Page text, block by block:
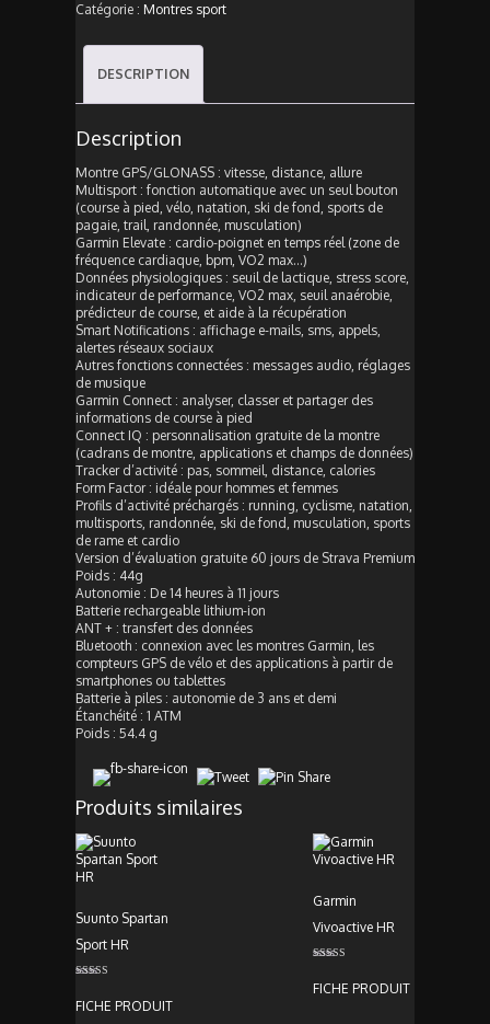
Catégorie : Montres sport
DESCRIPTION
Description
Montre GPS/GLONASS : vitesse, distance, allure
Multisport : fonction automatique avec un seul bouton
(course à pied, vélo, natation, ski de fond, sports de
pagaie, trail, randonnée, musculation)
Garmin Elevate : cardio-poignet en temps réel (zone de
fréquence cardiaque, bpm, VO2 max…)
Données physiologiques : seuil de lactique, stress score,
indicateur de performance, VO2 max, seuil anaérobie,
prédicteur de course, et aide à la récupération
Smart Notifications : affichage e-mails, sms, appels,
alertes réseaux sociaux
Autres fonctions connectées : messages audio, réglages
de musique
Garmin Connect : analyser, classer et partager des
informations de course à pied
Connect IQ : personnalisation gratuite de la montre
(cadrans de montre, applications et champs de données)
Tracker d’activité : pas, sommeil, distance, calories
Form Factor : idéale pour hommes et femmes
Profils d’activité préchargés : running, cyclisme, natation,
multisports, randonnée, ski de fond, musculation, sports
de rame et cardio
Version d’évaluation gratuite 60 jours de Strava Premium
Poids : 44g
Autonomie : De 14 heures à 11 jours
Batterie rechargeable lithium-ion
ANT + : transfert des données
Bluetooth : connexion avec les montres Garmin, les
compteurs GPS de vélo et des applications à partir de
smartphones ou tablettes
Batterie à piles : autonomie de 3 ans et demi
Étanchéité : 1 ATM
Poids : 54.4 g
Produits similaires
Suunto Spartan
Sport HR
sur 5
FICHE PRODUIT
Garmin
Vivoactive HR
sur 5
FICHE PRODUIT